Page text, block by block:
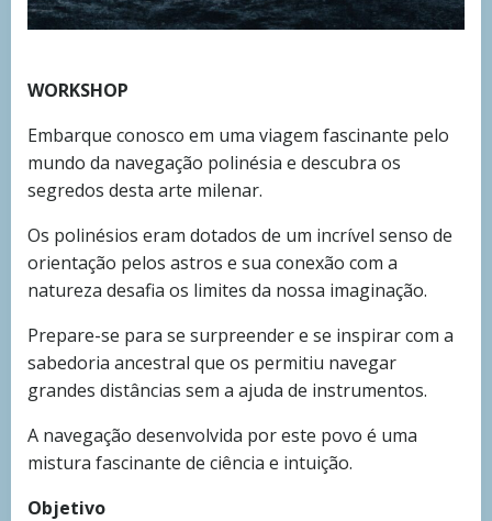
WORKSHOP
Embarque conosco em uma viagem fascinante pelo
mundo da navegação polinésia e descubra os
segredos desta arte milenar.
Os polinésios eram dotados de um incrível senso de
orientação pelos astros e sua conexão com a
natureza desafia os limites da nossa imaginação.
Prepare-se para se surpreender e se inspirar com a
sabedoria ancestral que os permitiu navegar
grandes distâncias sem a ajuda de instrumentos.
A navegação desenvolvida por este povo é uma
mistura fascinante de ciência e intuição.
Objetivo